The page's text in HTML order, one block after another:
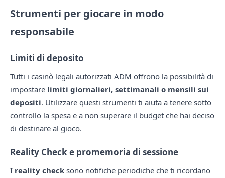
Strumenti per giocare in modo
responsabile
Limiti di deposito
Tutti i casinò legali autorizzati ADM offrono la possibilità di
impostare limiti giornalieri, settimanali o mensili sui
depositi. Utilizzare questi strumenti ti aiuta a tenere sotto
controllo la spesa e a non superare il budget che hai deciso
di destinare al gioco.
Reality Check e promemoria di sessione
I reality check sono notifiche periodiche che ti ricordano